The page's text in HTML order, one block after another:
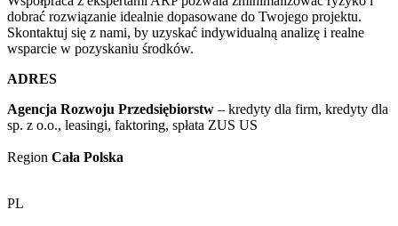
dobrać rozwiązanie idealnie dopasowane do Twojego projektu.
Skontaktuj się z nami, by uzyskać indywidualną analizę i realne
wsparcie w pozyskaniu środków.
ADRES
Agencja Rozwoju Przedsiębiorstw – kredyty dla firm, kredyty dla
sp. z o.o., leasingi, faktoring, spłata ZUS US
Region Cała Polska
PL